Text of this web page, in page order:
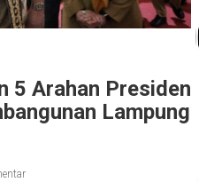
5 Arahan Presiden
Lampung